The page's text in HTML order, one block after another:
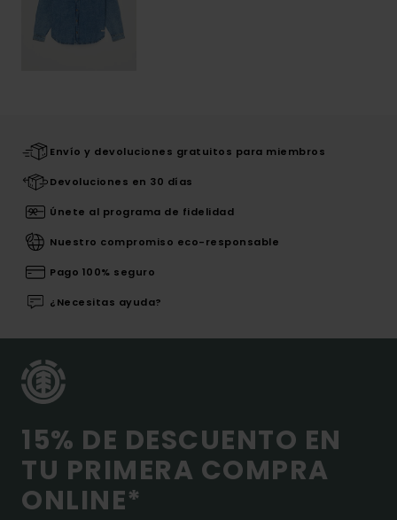
Envío y devoluciones gratuitos para miembros
Devoluciones en 30 días
Únete al programa de fidelidad
Nuestro compromiso eco-responsable
Pago 100% seguro
¿Necesitas ayuda?
15% DE DESCUENTO EN
TU PRIMERA COMPRA
ONLINE*